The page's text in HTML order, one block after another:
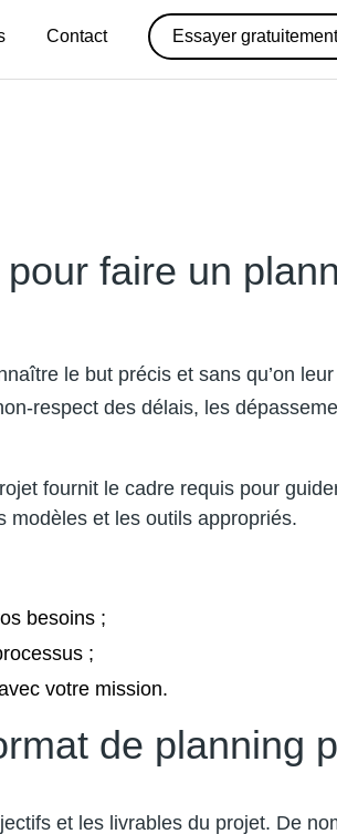
Contact Essayer gratuitement
faire un
le but précis et sans qu’on
respect des délais, les
fournit le cadre requis pour
modèles et les outils appropriés.
besoins ;
;
votre mission.
de planning
et les livrables du projet. De